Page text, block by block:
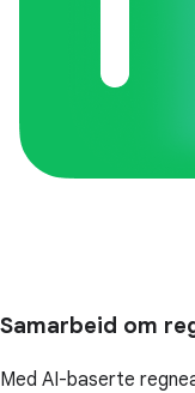
Samarbeid om
Med AI-baserte